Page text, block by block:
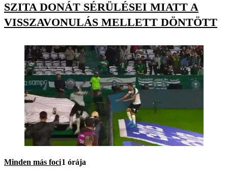
SZITA DONÁT SÉRÜLÉSEI MIATT A
VISSZAVONULÁS MELLETT DÖNTÖTT
Minden más foci1 órája